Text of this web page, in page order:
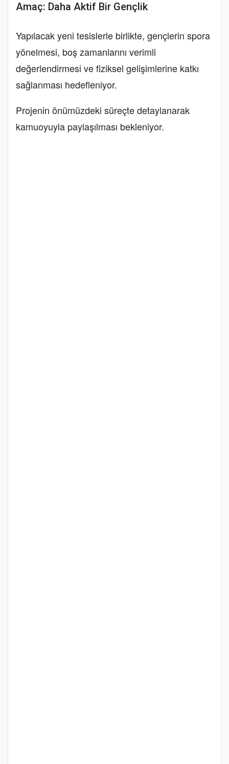
Amaç: Daha Aktif Bir Gençlik
Yapılacak yeni tesislerle birlikte, gençlerin spora
yönelmesi, boş zamanlarını verimli
değerlendirmesi ve fiziksel gelişimlerine katkı
sağlanması hedefleniyor.
Projenin önümüzdeki süreçte detaylanarak
kamuoyuyla paylaşılması bekleniyor.